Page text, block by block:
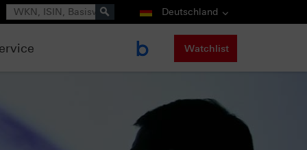
Suche Deutschland
Watchlist